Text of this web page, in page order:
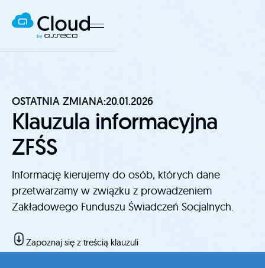
OSTATNIA ZMIANA:20.01.2026
Klauzula informacyjna
ZFŚS
Informację kierujemy do osób, których dane
przetwarzamy w związku z prowadzeniem
Zakładowego Funduszu Świadczeń Socjalnych.
Zapoznaj się z treścią klauzuli